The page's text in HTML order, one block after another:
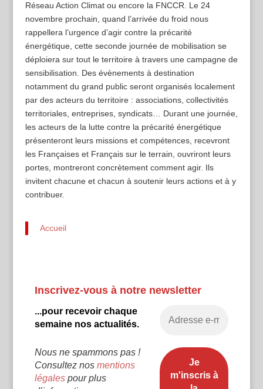
Réseau Action Climat ou encore la FNCCR. Le 24
novembre prochain, quand l’arrivée du froid nous
rappellera l’urgence d’agir contre la précarité
énergétique, cette seconde journée de mobilisation se
déploiera sur tout le territoire à travers une campagne de
sensibilisation. Des évènements à destination
notamment du grand public seront organisés localement
par des acteurs du territoire : associations, collectivités
territoriales, entreprises, syndicats… Durant une journée,
les acteurs de la lutte contre la précarité énergétique
présenteront leurs missions et compétences, recevront
les Françaises et Français sur le terrain, ouvriront leurs
portes, montreront concrètement comment agir. Ils
invitent chacune et chacun à soutenir leurs actions et à y
contribuer.
Accueil
Inscrivez-vous à notre newsletter
...pour recevoir chaque
semaine nos actualités.
Nous ne spammons pas !
Consultez nos mentions
légalespour plus